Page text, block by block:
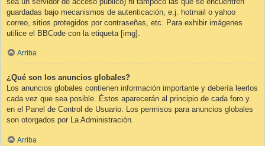
guardadas bajo mecanismos de autenticación, e.j. hotmail o yahoo
correo, sitios protegidos por contraseñas, etc. Para exhibir imágenes
utilice el BBCode con la etiqueta [img].
Arriba
¿Qué son los anuncios globales?
Los anuncios globales contienen información importante y debería leerlos
cada vez que sea posible. Éstos aparecerán al principio de cada foro y
en el Panel de Control de Usuario. Los permisos para anuncios globales
son otorgados por La Administración.
Arriba